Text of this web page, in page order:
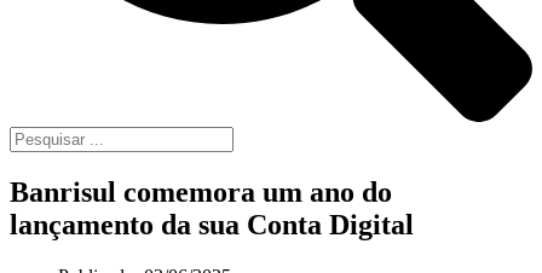
Banrisul comemora um ano do
lançamento da sua Conta Digital